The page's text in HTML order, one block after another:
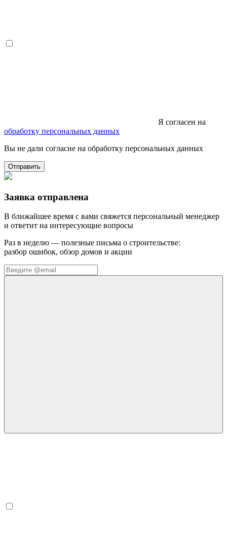
Я согласен на
обработку персональных данных
Вы не дали согласие на обработку персональных данных
Отправить
Заявка отправлена
В ближайшее время с вами свяжется персональный менеджер
и ответит на интересующие вопросы
Раз в неделю — полезные письма о строительстве:
разбор ошибок, обзор домов и акции